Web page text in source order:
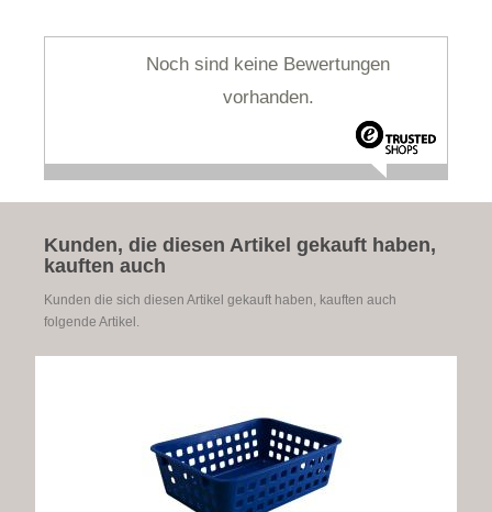
Noch sind keine Bewertungen
vorhanden.
Kunden, die diesen Artikel gekauft haben,
kauften auch
Kunden die sich diesen Artikel gekauft haben, kauften auch
folgende Artikel.